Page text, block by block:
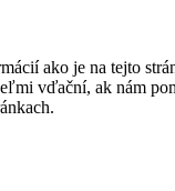
ako je na tejto
vďační, ak nám